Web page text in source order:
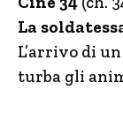
La
L’arrivo di
turba gli